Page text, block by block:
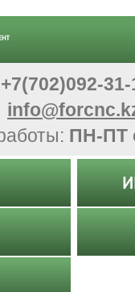
+7(702)092-31-
ПН-ПТ